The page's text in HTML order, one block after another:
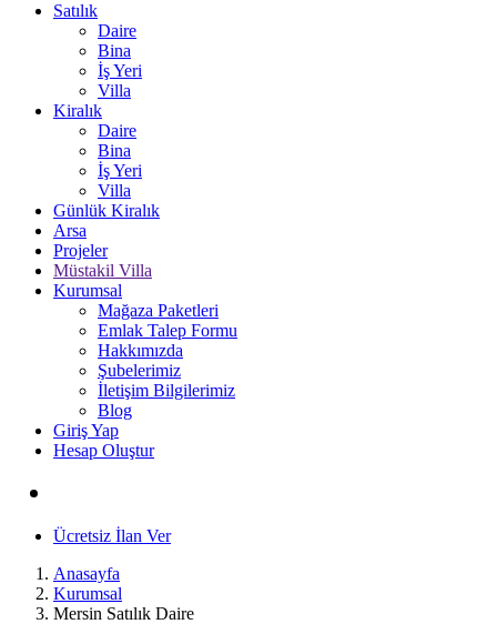
Satılık
Daire
Bina
İş Yeri
Villa
Kiralık
Daire
Bina
İş Yeri
Villa
Günlük Kiralık
Arsa
Projeler
Müstakil Villa
Kurumsal
Mağaza Paketleri
Emlak Talep Formu
Hakkımızda
Şubelerimiz
İletişim Bilgilerimiz
Blog
Giriş Yap
Hesap Oluştur
Ücretsiz İlan Ver
Anasayfa
Kurumsal
Mersin Satılık Daire